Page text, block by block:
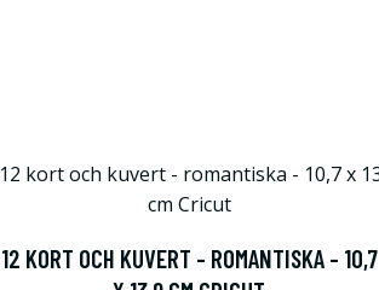
12 KORT OCH KUVERT - ROMANTISKA - 10,7